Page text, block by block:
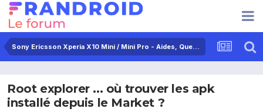
Sony Ericsson Xperia X10 Mini / Mini Pro - Aides, Questions & Réponses
Root explorer ... où trouver les apk
installé depuis le Market ?